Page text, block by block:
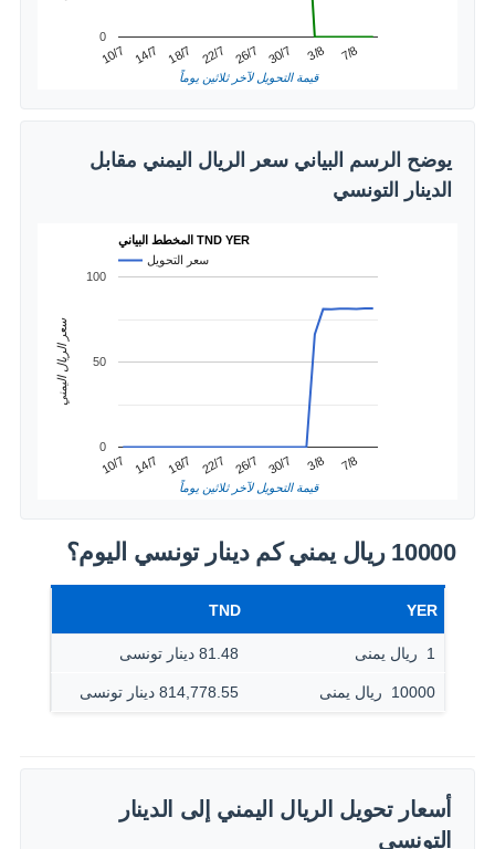
10/7 14/7 18/7 22/7 26/7 30/7 3/8 7/8
0
قيمة التحويل لآخر ثلاثين يوماً
يوضح الرسم البياني سعر الريال اليمني مقابل
الدينار التونسي
المخطط البياني TND YER
سعر التحويل
10/7 14/7 18/7 22/7 26/7 30/7 3/8 7/8
0
50
100
قيمة التحويل لآخر ثلاثين يوماً
سعر الريال اليمني
10000 ريال يمني كم دينار تونسي اليوم؟
YER
TND
1 ‏ ريال يمنى 81.48 دينار تونسى
10000 ‏ ريال يمنى 814,778.55 دينار تونسى
أسعار تحويل الريال اليمني إلى الدينار
التونسي